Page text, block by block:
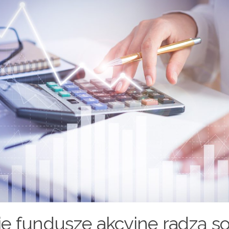
fundusze akcyjne radzą